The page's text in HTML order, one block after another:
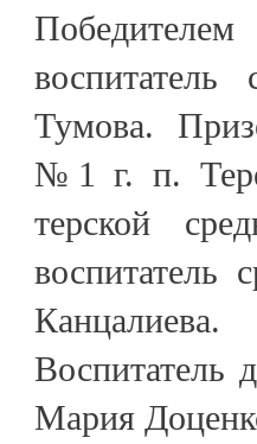
Тумова.
№1 г. п.
терской
Канцалиева.
Мария